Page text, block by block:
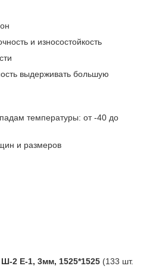
и износостойкость
выдерживать большую
температуры: от -40 до
и размеров
2 Е-1, 3мм, 1525*1525 (133 шт.